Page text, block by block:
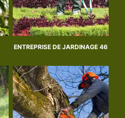
ENTREPRISE DE JARDINAGE 46